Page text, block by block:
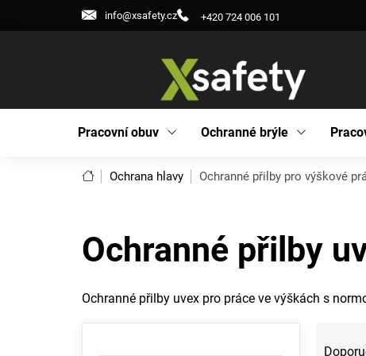
+420 724 006 101
info@xsafety.cz
Pracovní obuv Ochranné brýle
DomůOchrana hlavy Ochranné přilby pro výškové
Ochranné přilby
Ochranné přilby uvex pro práce ve výškách s